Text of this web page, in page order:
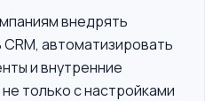
внедрять
автоматизировать
и внутренние
только с настройками